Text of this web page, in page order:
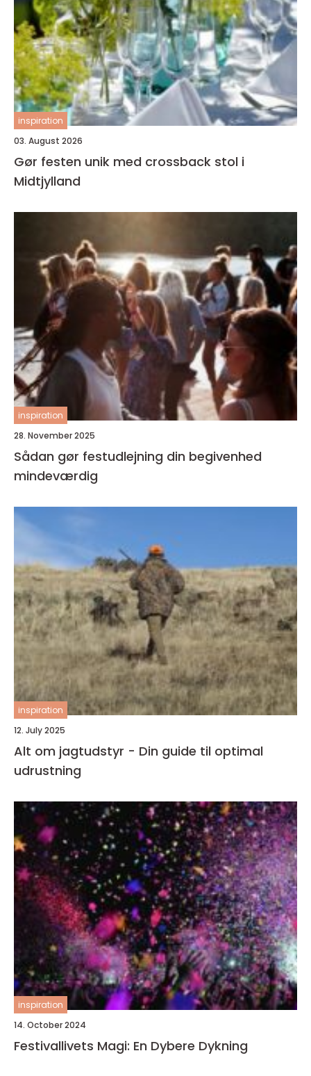
inspiration
03. August 2026
Gør festen unik med crossback stol i
Midtjylland
inspiration
28. November 2025
Sådan gør festudlejning din begivenhed
mindeværdig
inspiration
12. July 2025
Alt om jagtudstyr - Din guide til optimal
udrustning
inspiration
14. October 2024
Festivallivets Magi: En Dybere Dykning